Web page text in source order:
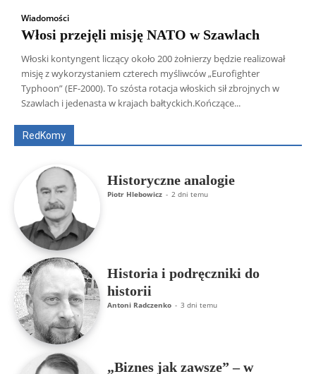
Wiadomości
Włosi przejęli misję NATO w Szawlach
Włoski kontyngent liczący około 200 żołnierzy będzie realizował
misję z wykorzystaniem czterech myśliwców „Eurofighter
Typhoon” (EF-2000). To szósta rotacja włoskich sił zbrojnych w
Szawlach i jedenasta w krajach bałtyckich.Kończące...
RedKomy
Wszyscy Aleksander Borowik
Antoni Radczenko
Artur Płokszto
Grzegorz Górny
ks. Jarosław Wąsowicz SDB
Piotr Hlebowicz
Historyczne analogie
Piotr Hlebowicz - 2 dni temu
Historia i podręczniki do
historii
Antoni Radczenko - 3 dni temu
„Biznes jak zawsze” – w